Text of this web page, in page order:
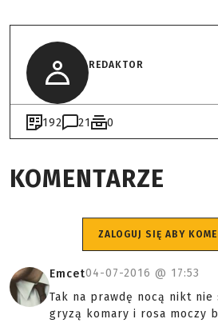
REDAKTOR
192 21 0
KOMENTARZE
ZALOGUJ SIĘ ABY
Emcet04-07-2016 @ 17:53
Tak na prawdę nocą nikt
gryzą komary i rosa moczy